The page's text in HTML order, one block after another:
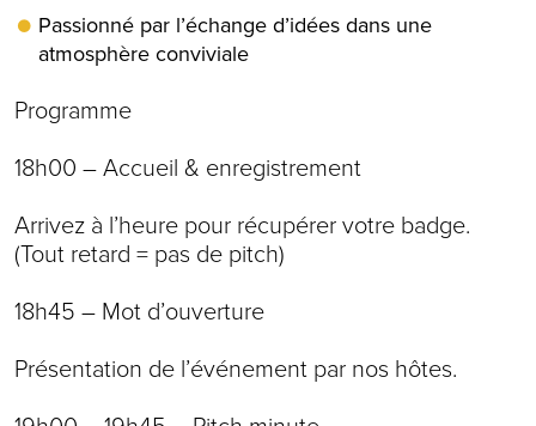
Passionné par l’échange d’idées dans une
atmosphère conviviale
Programme
18h00 – Accueil & enregistrement
Arrivez à l’heure pour récupérer votre badge.
(Tout retard = pas de pitch)
18h45 – Mot d’ouverture
Présentation de l’événement par nos hôtes.